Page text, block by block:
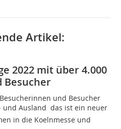
Artikel:
2022 mit über 4.000
Besucher
und Besucher
Ausland  das ist ein neuer
in die Koelnmesse und